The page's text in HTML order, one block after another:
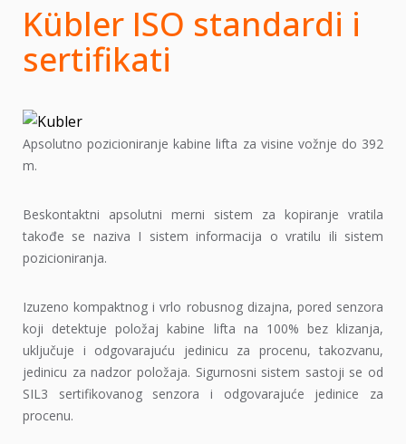
Kübler ISO standardi i
sertifikati
Apsolutno pozicioniranje kabine lifta za visine vožnje do 392
m.
Beskontaktni apsolutni merni sistem za kopiranje vratila
takođe se naziva I sistem informacija o vratilu ili sistem
pozicioniranja.
Izuzeno kompaktnog i vrlo robusnog dizajna, pored senzora
koji detektuje položaj kabine lifta na 100% bez klizanja,
uključuje i odgovarajuću jedinicu za procenu, takozvanu,
jedinicu za nadzor položaja. Sigurnosni sistem sastoji se od
SIL3 sertifikovanog senzora i odgovarajuće jedinice za
procenu.